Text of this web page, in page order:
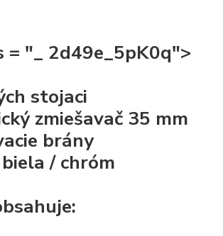
= "_ 2d49e_5pK0q">
stojaci
zmiešavač 35 mm
brány
/ chróm